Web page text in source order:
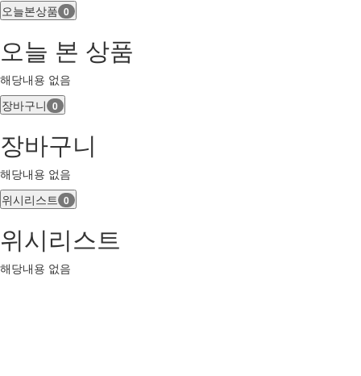
오늘본상품 0
오늘 본 상품
해당내용 없음
장바구니 0
장바구니
해당내용 없음
위시리스트 0
위시리스트
해당내용 없음